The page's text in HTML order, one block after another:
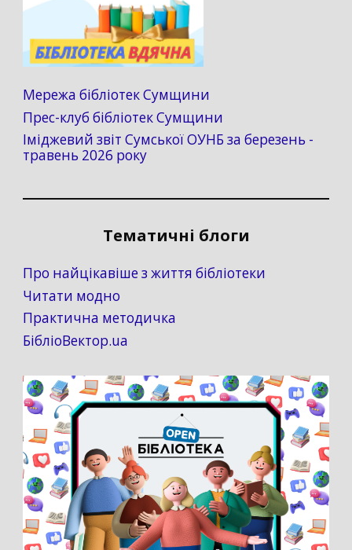
Мережа бібліотек Сумщини
Прес-клуб бібліотек Сумщини
Іміджевий звіт Сумської ОУНБ за березень -
травень 2026 року
Тематичні блоги
Про найцікавіше з життя бібліотеки
Читати модно
Практична методичка
БібліоВектор.ua